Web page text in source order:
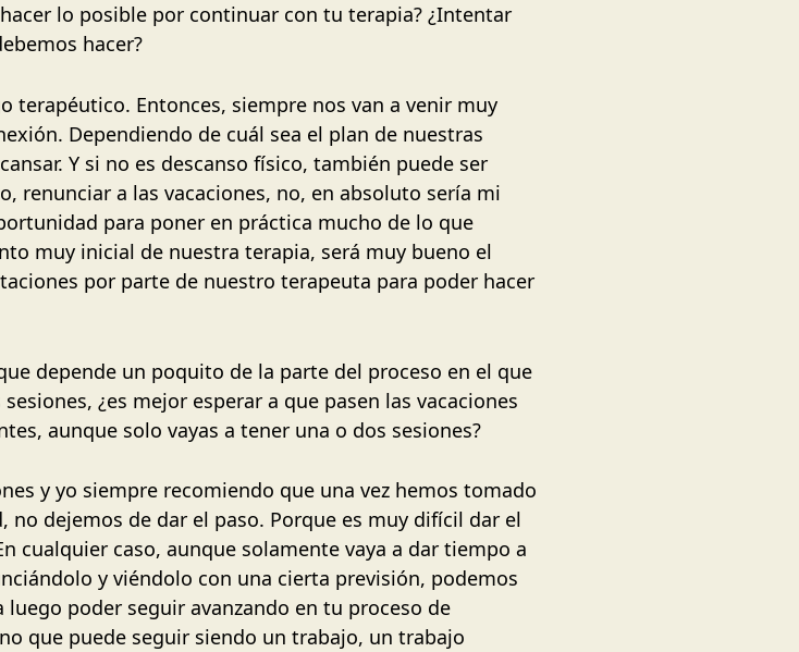
lo posible por continuar con tu terapia? ¿Intentar
hacer?
terapéutico. Entonces, siempre nos van a venir muy
Dependiendo de cuál sea el plan de nuestras
Y si no es descanso físico, también puede ser
renunciar a las vacaciones, no, en absoluto sería mi
para poner en práctica mucho de lo que
muy inicial de nuestra terapia, será muy bueno el
por parte de nuestro terapeuta para poder hacer
depende un poquito de la parte del proceso en el que
¿es mejor esperar a que pasen las vacaciones
aunque solo vayas a tener una o dos sesiones?
y yo siempre recomiendo que una vez hemos tomado
no dejemos de dar el paso. Porque es muy difícil dar el
cualquier caso, aunque solamente vaya a dar tiempo a
y viéndolo con una cierta previsión, podemos
poder seguir avanzando en tu proceso de
que puede seguir siendo un trabajo, un trabajo